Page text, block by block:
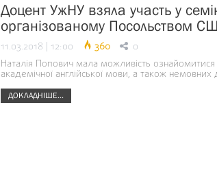
Доцент УжНУ взяла участь у
організованому Посольством
11.03.2018 | 12:00 360 0
Наталія Попович мала можливість
академічної англійської мови, а також
ДОКЛАДНІШЕ...